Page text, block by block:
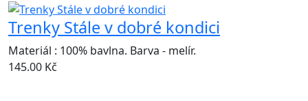
Trenky Stále v dobré kondici
Materiál : 100% bavlna. Barva - melír.
145.00 Kč